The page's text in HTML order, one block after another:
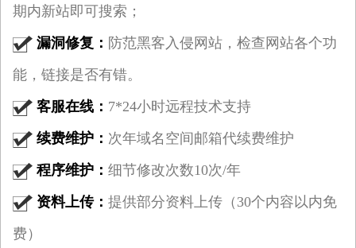
期内新站即可搜索；
漏洞修复： 防范黑客入侵网站，检查网站各个功
能，链接是否有错。
客服在线： 7*24小时远程技术支持
续费维护： 次年域名空间邮箱代续费维护
程序维护： 细节修改次数10次/年
资料上传： 提供部分资料上传（30个内容以内免
费）